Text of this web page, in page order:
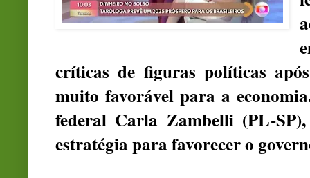
críticas de figuras políticas
muito favorável para a
federal Carla Zambelli (PL-
estratégia para favorecer o